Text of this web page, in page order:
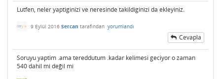
Lutfen, neler yaptiginizi ve neresinde takildiginizi da ekleyiniz.
9 Eylül 2016 Sercan tarafından yorumlandı
Cevapla
Soruyu yaptim .ama tereddutum .kadar kelimesi geciyor o zaman
540 dahil mi değil mi